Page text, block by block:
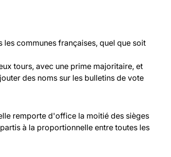
les communes françaises, quel que soit
tours, avec une prime majoritaire, et
des noms sur les bulletins de vote
remporte d'office la moitié des sièges
à la proportionnelle entre toutes les